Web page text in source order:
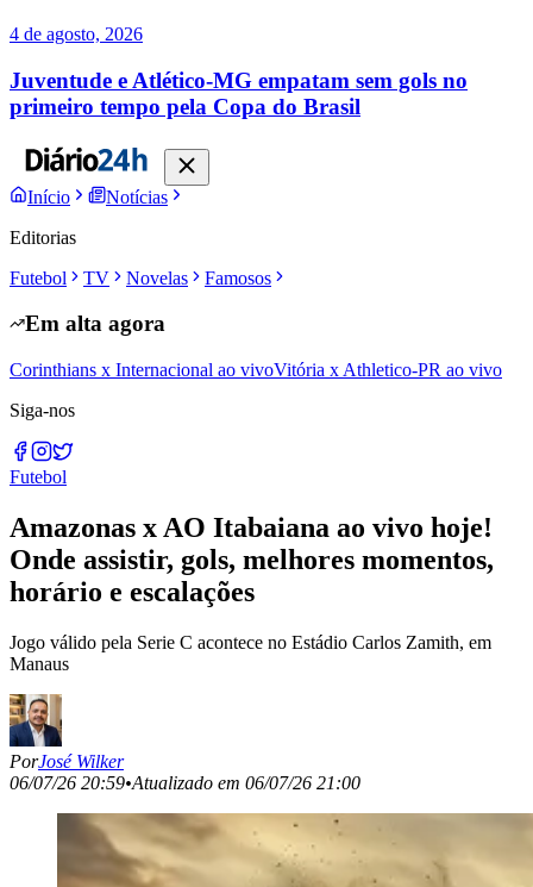
4 de agosto, 2026
Juventude e Atlético-MG empatam sem gols no
primeiro tempo pela Copa do Brasil
Início
Notícias
Editorias
Futebol
TV Novelas Famosos
Em alta agora
Corinthians x Internacional ao vivoVitória x Athletico-PR ao vivo
Siga-nos
Futebol
Amazonas x AO Itabaiana ao vivo hoje!
Onde assistir, gols, melhores momentos,
horário e escalações
Jogo válido pela Serie C acontece no Estádio Carlos Zamith, em
Manaus
PorJosé Wilker
06/07/26 20:59•Atualizado em 06/07/26 21:00